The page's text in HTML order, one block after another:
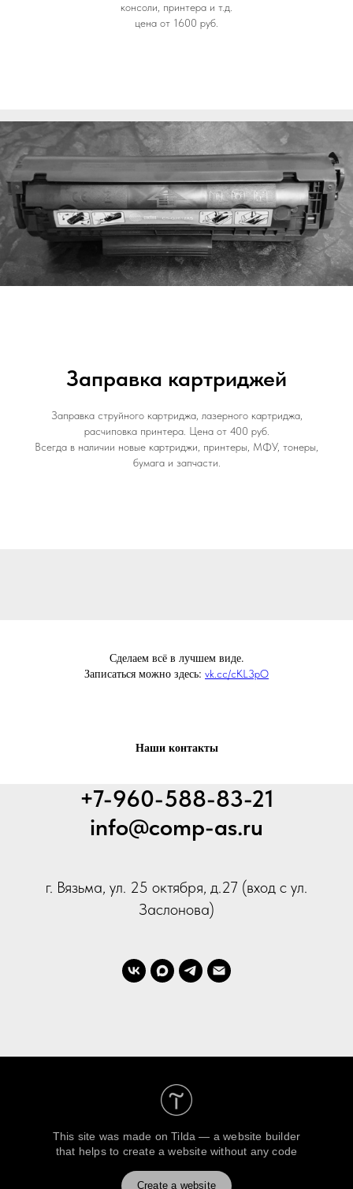
консоли, принтера и т.д.
цена от 1600 руб.
Заправка картриджей
Заправка струйного картриджа, лазерного картриджа,
расчиповка принтера. Цена от 400 руб.
Всегда в наличии новые картриджи, принтеры, МФУ, тонеры,
бумага и запчасти.
Сделаем всё в лучшем виде.
Записаться можно здесь: vk.cc/cKL3pO
Наши контакты
+7-960-588-83-21
info@comp-as.ru
г. Вязьма, ул. 25 октября, д.27 (вход с ул.
Заслонова)
This site was made onTilda — a website builder
that helps to create a website without any code
Create a website